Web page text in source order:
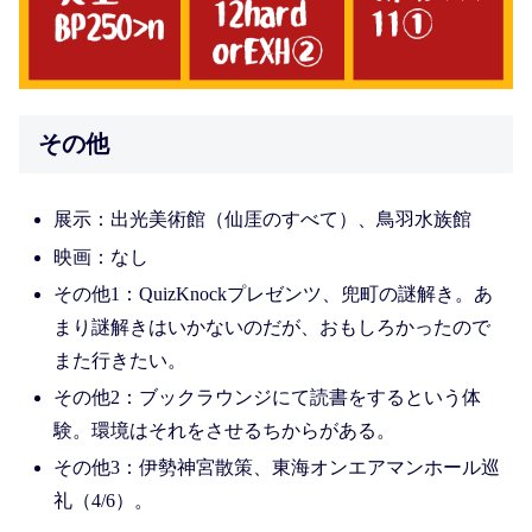
その他
展示：出光美術館（仙厓のすべて）、鳥羽水族館
映画：なし
その他1：QuizKnockプレゼンツ、兜町の謎解き。あ
まり謎解きはいかないのだが、おもしろかったので
また行きたい。
その他2：ブックラウンジにて読書をするという体
験。環境はそれをさせるちからがある。
その他3：伊勢神宮散策、東海オンエアマンホール巡
礼（4/6）。